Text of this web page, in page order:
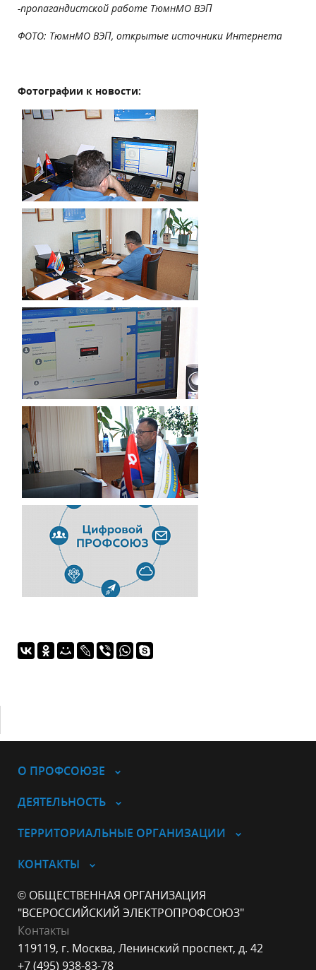
-пропагандистской работе ТюмнМО ВЭП
ФОТО: ТюмнМО ВЭП, открытые источники Интернета
Фотографии к новости:
О ПРОФСОЮЗЕ
ДЕЯТЕЛЬНОСТЬ
ТЕРРИТОРИАЛЬНЫЕ ОРГАНИЗАЦИИ
КОНТАКТЫ
© ОБЩЕСТВЕННАЯ ОРГАНИЗАЦИЯ
"ВСЕРОССИЙСКИЙ ЭЛЕКТРОПРОФСОЮЗ"
Контакты
119119, г. Москва, Ленинский проспект, д. 42
+7 (495) 938-83-78